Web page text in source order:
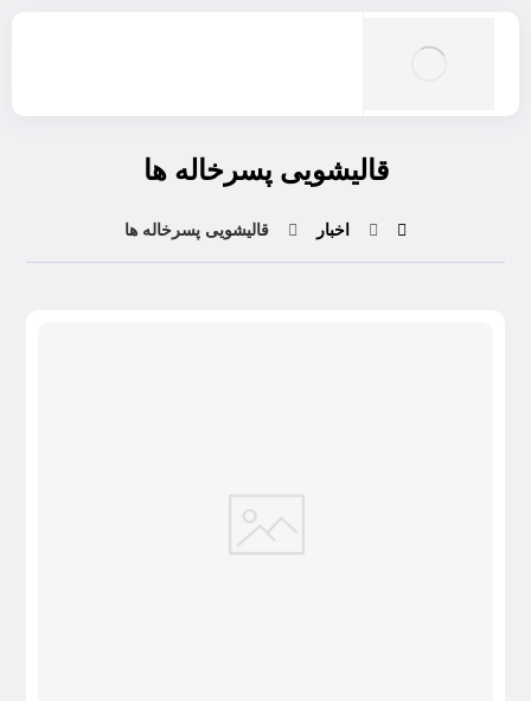
قاليشويی پسرخاله ها
اخبار قاليشويی پسرخاله ها